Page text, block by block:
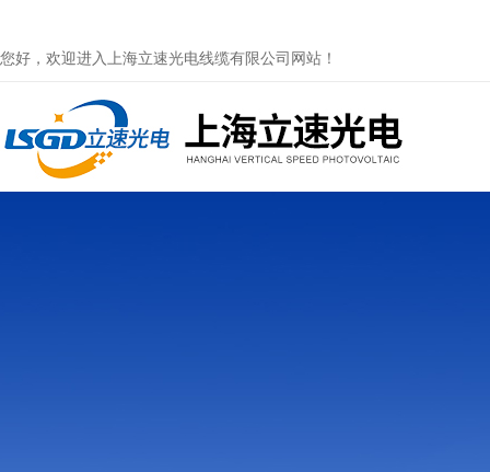
您好，欢迎进入上海立速光电线缆有限公司网站！